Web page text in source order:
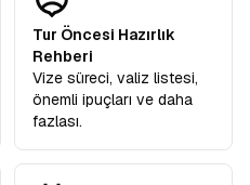
Tur Öncesi Hazırlık
Rehberi
Vize süreci, valiz listesi,
önemli ipuçları ve daha
fazlası.